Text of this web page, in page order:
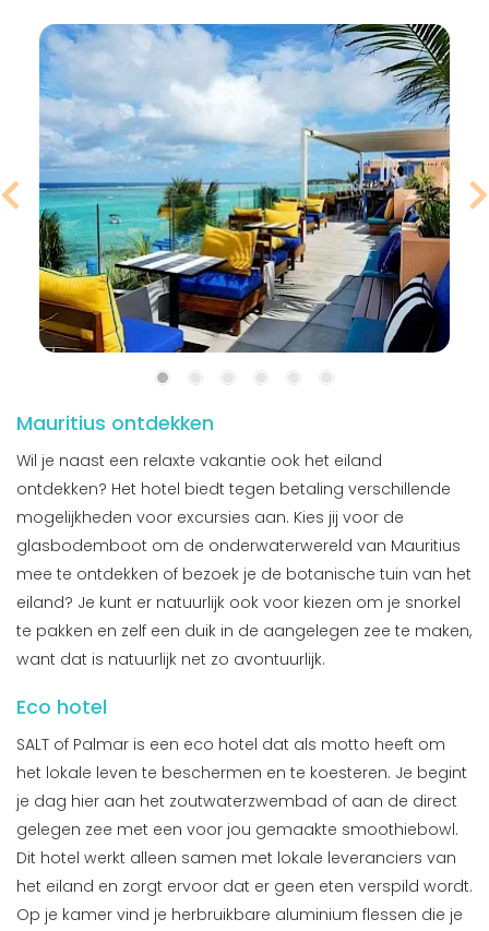
Mauritius ontdekken
Wil je naast een relaxte vakantie ook het eiland
ontdekken? Het hotel biedt tegen betaling verschillende
mogelijkheden voor excursies aan. Kies jij voor de
glasbodemboot om de onderwaterwereld van Mauritius
mee te ontdekken of bezoek je de botanische tuin van het
eiland? Je kunt er natuurlijk ook voor kiezen om je snorkel
te pakken en zelf een duik in de aangelegen zee te maken,
want dat is natuurlijk net zo avontuurlijk.
Eco hotel
SALT of Palmar is een eco hotel dat als motto heeft om
het lokale leven te beschermen en te koesteren. Je begint
je dag hier aan het zoutwaterzwembad of aan de direct
gelegen zee met een voor jou gemaakte smoothiebowl.
Dit hotel werkt alleen samen met lokale leveranciers van
het eiland en zorgt ervoor dat er geen eten verspild wordt.
Op je kamer vind je herbruikbare aluminium flessen die je